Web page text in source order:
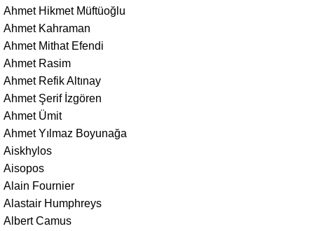
Ahmet Hikmet Müftüoğlu
Ahmet Kahraman
Ahmet Mithat Efendi
Ahmet Rasim
Ahmet Refik Altınay
Ahmet Şerif İzgören
Ahmet Ümit
Ahmet Yılmaz Boyunağa
Aiskhylos
Aisopos
Alain Fournier
Alastair Humphreys
Albert Camus